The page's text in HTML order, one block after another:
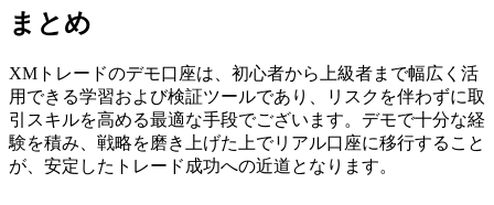
まとめ
XMトレードのデモ口座は、初心者から上級者まで幅広く活
用できる学習および検証ツールであり、リスクを伴わずに取
引スキルを高める最適な手段でございます。デモで十分な経
験を積み、戦略を磨き上げた上でリアル口座に移行すること
が、安定したトレード成功への近道となります。